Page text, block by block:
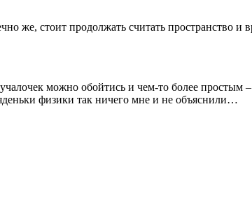
же, стоит продолжать считать пространство и
можно обойтись и чем-то более простым
физики так ничего мне и не объяснили…